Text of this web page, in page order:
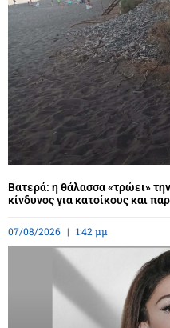
Βατερά: η θάλασσα «τρώει»
κίνδυνος για κατοίκους και
07/08/2026 1:42 μμ